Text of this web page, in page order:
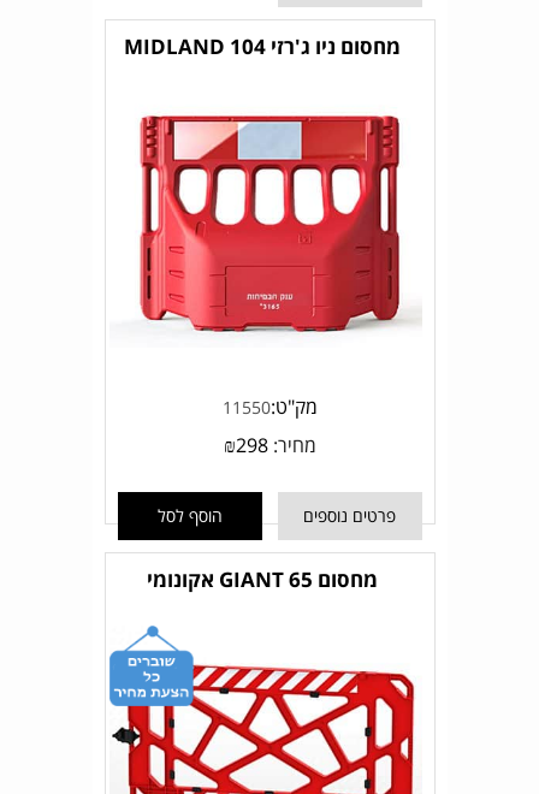
מחסום ניו ג'רזי MIDLAND 104
מק"ט:11550
מחיר: ₪298
פרטים נוספים הוסף לסל
מחסום GIANT 65 אקונומי